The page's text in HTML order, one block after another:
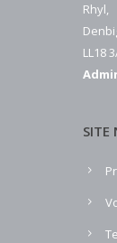
Rhyl,
LL18
SITE